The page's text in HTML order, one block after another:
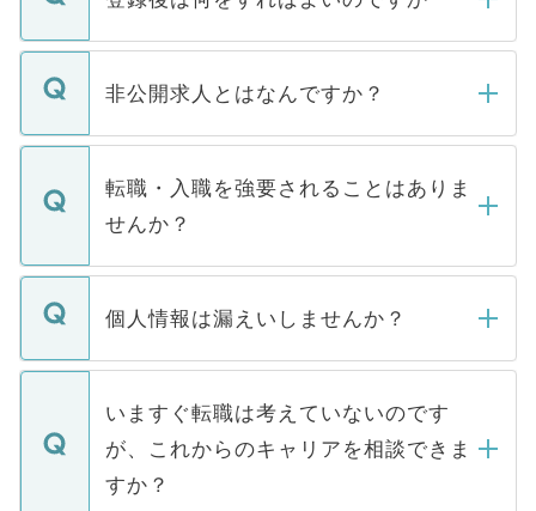
ご登録いただきましたら、弊社担当者がご
登録内容を確認し、その後メールもしくは
ます。通常、5営業日以内にはご連絡をせて
いただきますので、しばらくお待ちくださ
非公開求人とはなんですか？
マイナビDOCTORで取り扱っている求人の
うち約3割は、Webサイトからご覧いただ
けない「非公開求人」です。非公開求人は
下記の理由によって、一般には公開してい
ません。
■応募殺到を避けるため 人気のある医療機
関を公にしてしまうと、応募が殺到する場
に、医療機関が求める条件に合った人材の
みを人材紹介会社に依頼するケースが増え
ています。
転職・入職を強要されることはありま
せんか？
転職・入職を強要することは一切ありませ
ん。また、仮に応募先から内定をいただい
定を承諾する必要はありません。内定先へ
の辞退の連絡はキャリアパートナーが行い
個人情報は漏えいしませんか？
個人情報が漏えいすることはありませんの
で、ご安心ください。当サイトからの登録
などで収集したご登録者様の個人情報は、
ご本人のキャリアアップおよび転職活動の
支援を目的に使用いたします。お預かりし
いますぐ転職は考えていないのです
が、これからのキャリアを相談できま
すか？